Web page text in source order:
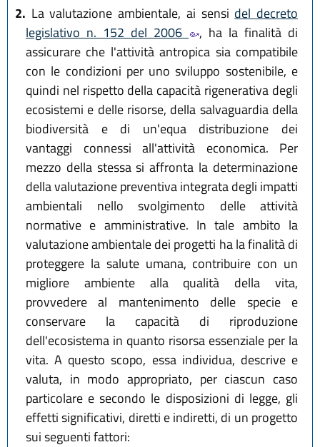
2. La valutazione ambientale, ai sensi del decreto
legislativo n. 152 del 2006
, ha la finalità di
assicurare che l'attività antropica sia compatibile
con le condizioni per uno sviluppo sostenibile, e
quindi nel rispetto della capacità rigenerativa degli
ecosistemi e delle risorse, della salvaguardia della
biodiversità e di un'equa distribuzione dei
vantaggi connessi all'attività economica. Per
mezzo della stessa si affronta la determinazione
della valutazione preventiva integrata degli impatti
ambientali nello svolgimento delle attività
normative e amministrative. In tale ambito la
valutazione ambientale dei progetti ha la finalità di
proteggere la salute umana, contribuire con un
migliore ambiente alla qualità della vita,
provvedere al mantenimento delle specie e
conservare la capacità di riproduzione
dell'ecosistema in quanto risorsa essenziale per la
vita. A questo scopo, essa individua, descrive e
valuta, in modo appropriato, per ciascun caso
particolare e secondo le disposizioni di legge, gli
effetti significativi, diretti e indiretti, di un progetto
sui seguenti fattori: